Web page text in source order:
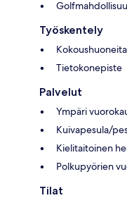
Työskentely
Kokoushuoneita
Tietokonepiste
Palvelut
Ympäri
Kuivapesula/
Kielitaitoinen
Polkupyörien
Tilat